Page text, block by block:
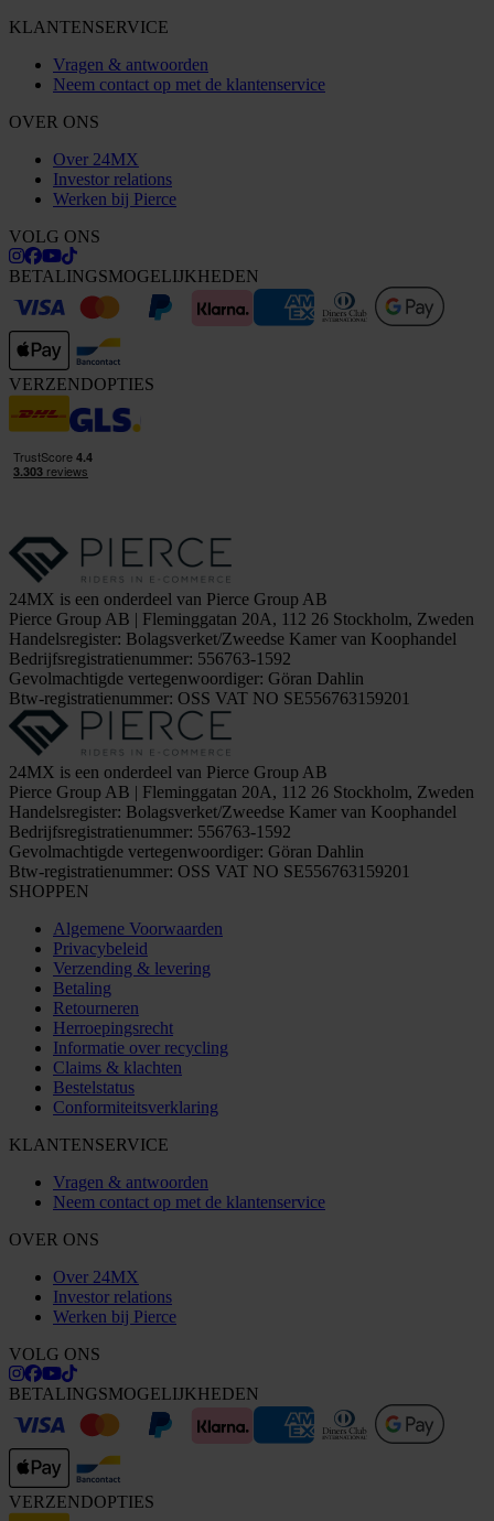
KLANTENSERVICE
Vragen & antwoorden
Neem contact op met de klantenservice
OVER ONS
Over 24MX
Investor relations
Werken bij Pierce
VOLG ONS
BETALINGSMOGELIJKHEDEN
VERZENDOPTIES
24MX is een onderdeel van Pierce Group AB
Pierce Group AB | Fleminggatan 20A, 112 26 Stockholm, Zweden
Handelsregister: Bolagsverket/Zweedse Kamer van Koophandel
Bedrijfsregistratienummer: 556763-1592
Gevolmachtigde vertegenwoordiger: Göran Dahlin
Btw-registratienummer: OSS VAT NO SE556763159201
24MX is een onderdeel van Pierce Group AB
Pierce Group AB | Fleminggatan 20A, 112 26 Stockholm, Zweden
Handelsregister: Bolagsverket/Zweedse Kamer van Koophandel
Bedrijfsregistratienummer: 556763-1592
Gevolmachtigde vertegenwoordiger: Göran Dahlin
Btw-registratienummer: OSS VAT NO SE556763159201
SHOPPEN
Algemene Voorwaarden
Privacybeleid
Verzending & levering
Betaling
Retourneren
Herroepingsrecht
Informatie over recycling
Claims & klachten
Bestelstatus
Conformiteitsverklaring
KLANTENSERVICE
Vragen & antwoorden
Neem contact op met de klantenservice
OVER ONS
Over 24MX
Investor relations
Werken bij Pierce
VOLG ONS
BETALINGSMOGELIJKHEDEN
VERZENDOPTIES